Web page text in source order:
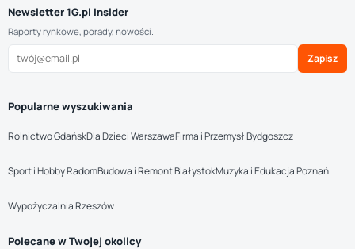
Newsletter 1G.pl Insider
Raporty rynkowe, porady, nowości.
Zapisz
Popularne wyszukiwania
Rolnictwo GdańskDla Dzieci WarszawaFirma i Przemysł Bydgoszcz
Sport i Hobby RadomBudowa i Remont BiałystokMuzyka i Edukacja Poznań
Wypożyczalnia Rzeszów
Polecane w Twojej okolicy